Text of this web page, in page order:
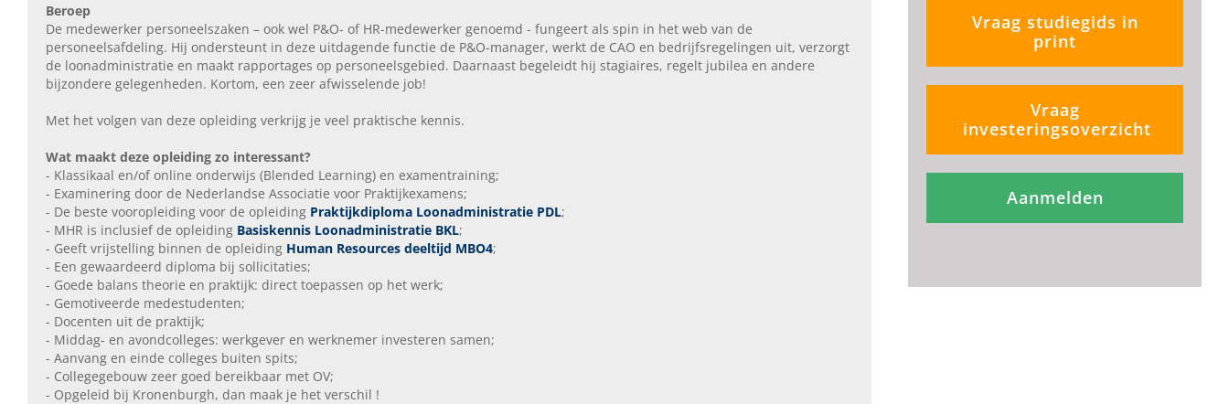
Beroep
De medewerker personeelszaken – ook wel P&O- of HR-medewerker genoemd - fungeert als spin in het web van de
personeelsafdeling. Hij ondersteunt in deze uitdagende functie de P&O-manager, werkt de CAO en bedrijfsregelingen uit, verzorgt
de loonadministratie en maakt rapportages op personeelsgebied. Daarnaast begeleidt hij stagiaires, regelt jubilea en andere
bijzondere gelegenheden. Kortom, een zeer afwisselende job!
Met het volgen van deze opleiding verkrijg je veel praktische kennis.
Wat maakt deze opleiding zo interessant?
- Klassikaal en/of online onderwijs (Blended Learning) en examentraining;
- Examinering door de Nederlandse Associatie voor Praktijkexamens;
- De beste vooropleiding voor de opleiding Praktijkdiploma Loonadministratie PDL;
- MHR is inclusief de opleiding Basiskennis Loonadministratie BKL;
- Geeft vrijstelling binnen de opleiding Human Resources deeltijd MBO4;
- Een gewaardeerd diploma bij sollicitaties;
- Goede balans theorie en praktijk: direct toepassen op het werk;
- Gemotiveerde medestudenten;
- Docenten uit de praktijk;
- Middag- en avondcolleges: werkgever en werknemer investeren samen;
- Aanvang en einde colleges buiten spits;
- Collegegebouw zeer goed bereikbaar met OV;
- Opgeleid bij Kronenburgh, dan maak je het verschil !
Vraag studiegids in
print
Vraag
investeringsoverzicht
Aanmelden